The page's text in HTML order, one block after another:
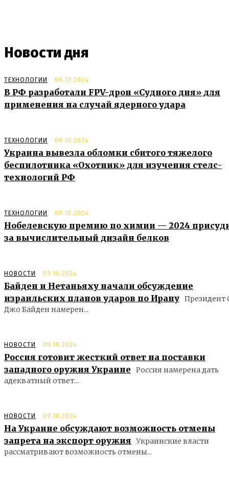
Новости дня
ТЕХНОЛОГИИ 09.10.2024
В РФ разработали FPV-дрон «Судного дня» для
применения на случай ядерного удара
ТЕХНОЛОГИИ 09.10.2024
Украина вывезла обломки сбитого тяжелого
беспилотника «Охотник» для изучения стелс-
технологий РФ
ТЕХНОЛОГИИ 09.10.2024
Нобелевскую премию по химии — 2024
за вычислительный дизайн белков
НОВОСТИ 09.10.2024
Байден и Нетаньяху начали обсуждение
израильских планов ударов по Ирану
Джо Байден намерен...
НОВОСТИ 09.10.2024
Россия готовит жесткий ответ на поставки
западного оружия Украине
Россия намерена дать
адекватный ответ...
НОВОСТИ 09.10.2024
На Украине обсуждают возможность отмены
запрета на экспорт оружия
Украинские власти
рассматривают возможность отмены...